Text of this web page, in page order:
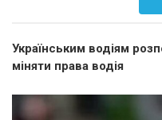
Українським водіям
міняти права водія